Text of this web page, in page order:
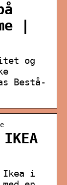
|
og
Bestå-
Ikea i